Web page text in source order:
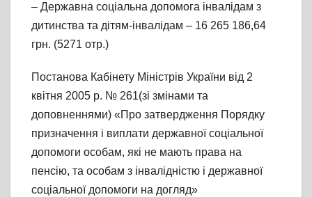
– Державна соціальна допомога інвалідам з
дитинства та дітям-інвалідам – 16 265 186,64
грн. (5271 отр.)
Постанова Кабінету Міністрів України від 2
квітня 2005 р. № 261(зі змінами та
доповненнями) «Про затвердження Порядку
призначення і виплати державної соціальної
допомоги особам, які не мають права на
пенсію, та особам з інвалідністю і державної
соціальної допомоги на догляд»